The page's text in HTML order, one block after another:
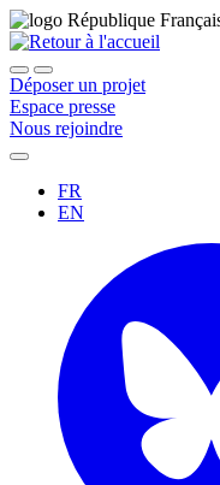
Déposer un projet
Espace presse
Nous rejoindre
FR
EN